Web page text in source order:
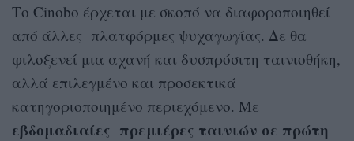
Το Cinobo έρχεται με σκοπό να διαφοροποιηθεί
από άλλες πλατφόρμες ψυχαγωγίας. Δε θα
φιλοξενεί μια αχανή και δυσπρόσιτη ταινιοθήκη,
αλλά επιλεγμένο και προσεκτικά
κατηγοριοποιημένο περιεχόμενο. Με
εβδομαδιαίες πρεμιέρες ταινιών σε πρώτη